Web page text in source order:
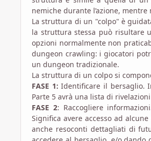
nemiche durante l’azione,
La struttura di un "colpo" è
la struttura stessa può risultare
opzioni normalmente non
dungeon crawling: i giocatori
un dungeon tradizionale.
La struttura di un colpo si
FASE 1: Identificare il bersaglio.
Parte 5 avrà una lista di
FASE 2: Raccogliere
Significa avere accesso ad
anche resoconti dettagliati di